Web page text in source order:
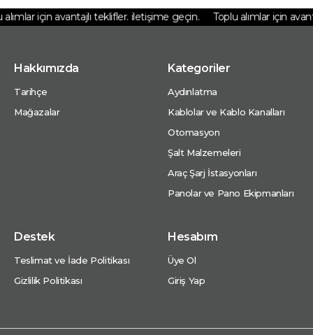
için avantajlı teklifler. iletişime geçin. Toplu alımlar için
Hakkımızda
Tarihçe
Mağazalar
Kategoriler
Aydınlatma
Kablolar ve Kablo Kanalları
Otomasyon
Şalt Malzemeleri
Araç Şarj İstasyonları
Panolar ve Pano Ekipmanları
Destek
Teslimat ve İade Politikası
Gizlilik Politikası
Hesabım
Üye Ol
Giriş Yap